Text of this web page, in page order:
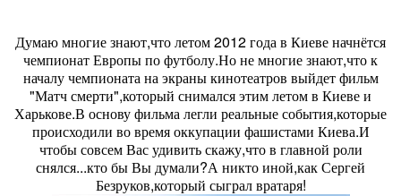
Думаю многие знают,что летом 2012 года в Киеве начнётся
чемпионат Европы по футболу.Но не многие знают,что к
началу чемпионата на экраны кинотеатров выйдет фильм
"Матч смерти",который снимался этим летом в Киеве и
Харькове.В основу фильма легли реальные события,которые
происходили во время оккупации фашистами Киева.И
чтобы совсем Вас удивить скажу,что в главной роли
снялся...кто бы Вы думали?А никто иной,как Сергей
Безруков,который сыграл вратаря!